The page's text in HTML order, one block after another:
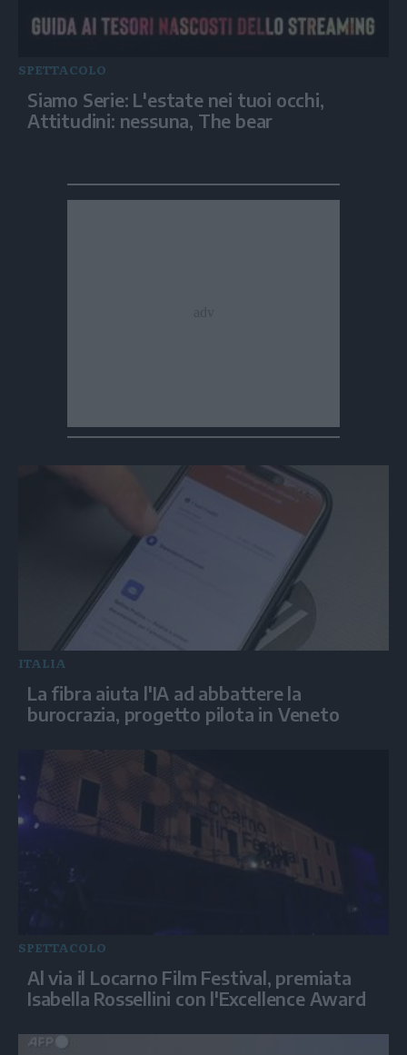
SPETTACOLO
Siamo Serie: L'estate nei tuoi occhi,
Attitudini: nessuna, The bear
ITALIA
La fibra aiuta l'IA ad abbattere la
burocrazia, progetto pilota in Veneto
SPETTACOLO
Al via il Locarno Film Festival, premiata
Isabella Rossellini con l'Excellence Award